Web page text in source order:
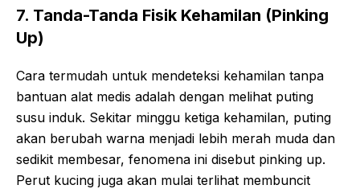
7. Tanda-Tanda Fisik Kehamilan (Pinking
Up)
Cara termudah untuk mendeteksi kehamilan tanpa
bantuan alat medis adalah dengan melihat puting
susu induk. Sekitar minggu ketiga kehamilan, puting
akan berubah warna menjadi lebih merah muda dan
sedikit membesar, fenomena ini disebut pinking up.
Perut kucing juga akan mulai terlihat membuncit